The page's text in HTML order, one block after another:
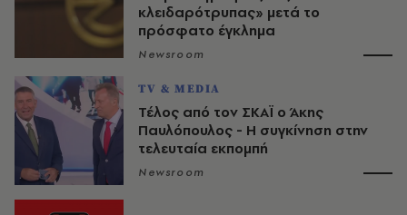
κλειδαρότρυπας» μετά το
πρόσφατο έγκλημα
Newsroom
TV & MEDIA
Τέλος από τον ΣΚΑΪ ο Άκης
Παυλόπουλος - Η συγκίνηση στην
τελευταία εκπομπή
Newsroom